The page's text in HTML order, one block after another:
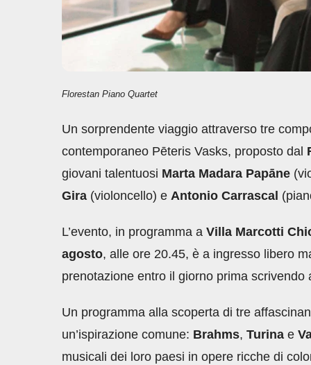
Florestan Piano Quartet
Un sorprendente viaggio attraverso tre
contemporaneo Pēteris Vasks, proposto dal
giovani talentuosi Marta Madara Papāne
Gira (violoncello) e Antonio Carrascal
L’evento, in programma a Villa Marcotti
agosto, alle ore 20.45, è a ingresso libero
prenotazione entro il giorno prima scrivendo
Un programma alla scoperta di tre
un’ispirazione comune: Brahms, Turina e
musicali dei loro paesi in opere ricche di